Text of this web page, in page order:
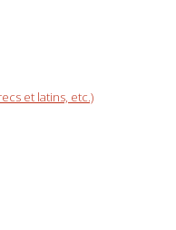
et latins, etc.)